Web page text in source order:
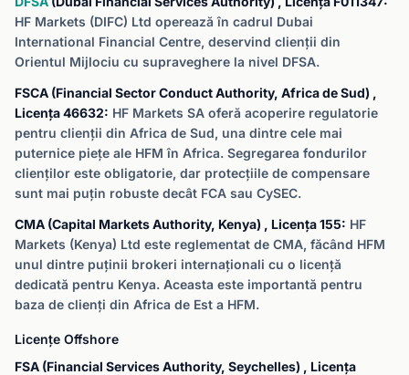
HF Markets (DIFC) Ltd operează în cadrul Dubai
International Financial Centre, deservind clienții din
Orientul Mijlociu cu supraveghere la nivel DFSA.
FSCA (Financial Sector Conduct Authority, Africa de Sud) ,
Licența 46632: HF Markets SA oferă acoperire regulatorie
pentru clienții din Africa de Sud, una dintre cele mai
puternice piețe ale HFM în Africa. Segregarea fondurilor
clienților este obligatorie, dar protecțiile de compensare
sunt mai puțin robuste decât FCA sau CySEC.
CMA (Capital Markets Authority, Kenya) , Licența 155: HF
Markets (Kenya) Ltd este reglementat de CMA, făcând HFM
unul dintre puținii brokeri internaționali cu o licență
dedicată pentru Kenya. Aceasta este importantă pentru
baza de clienți din Africa de Est a HFM.
Licențe Offshore
FSA (Financial Services Authority, Seychelles) , Licența